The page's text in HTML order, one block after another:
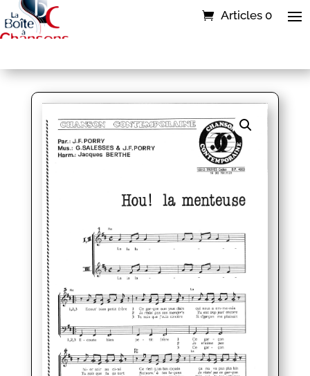
Articles 0